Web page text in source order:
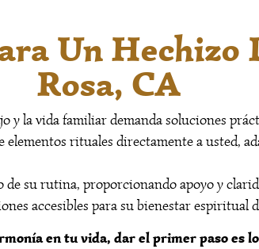
Un Hechizo
Rosa, CA
y la vida familiar demanda soluciones
rituales directamente a usted,
su rutina, proporcionando apoyo y
accesibles para su bienestar espiritual
en tu vida, dar el primer paso es